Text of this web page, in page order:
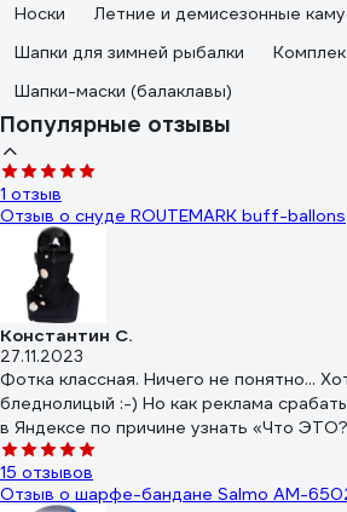
Носки
Летние и демисезонные
Шапки для зимней рыбалки
Шапки-маски (балаклавы)
Популярные отзывы
1 отзыв
Отзыв о снуде ROUTEMARK buff-ballons
Константин С.
27.11.2023
Фотка классная. Ничего не понятно...
бледнолицый :-) Но как реклама
в Яндексе по причине узнать «Что
15 отзывов
Отзыв о шарфе-бандане Salmo AM-